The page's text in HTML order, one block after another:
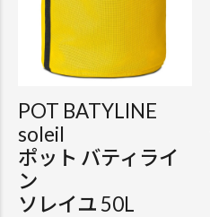
POT BATYLINE
soleil
ポット バティライ
ン
ソレイユ 50L